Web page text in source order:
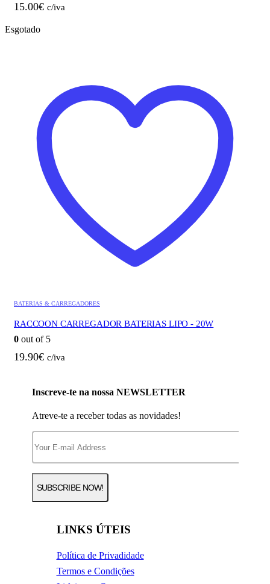
15.00€ c/iva
Esgotado
BATERIAS & CARREGADORES
RACCOON CARREGADOR BATERIAS LIPO - 20W
0 out of 5
19.90€ c/iva
Inscreve-te na nossa NEWSLETTER
Atreve-te a receber todas as novidades!
LINKS ÚTEIS
Política de Privadidade
Termos e Condições